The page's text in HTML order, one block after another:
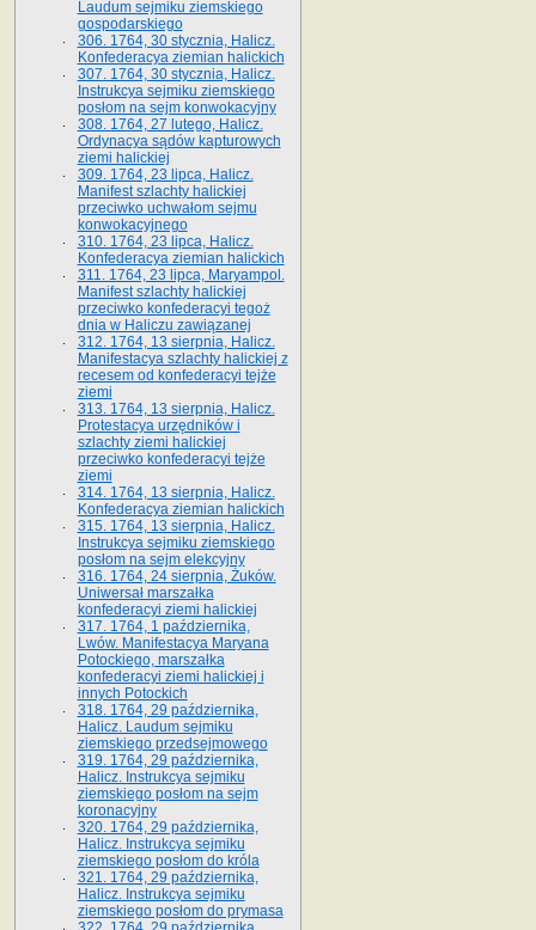
Laudum sejmiku ziemskiego
gospodarskiego
306. 1764, 30 stycznia, Halicz.
Konfederacya ziemian halickich
307. 1764, 30 stycznia, Halicz.
Instrukcya sejmiku ziemskiego
posłom na sejm konwokacyjny
308. 1764, 27 lutego, Halicz.
Ordynacya sądów kapturowych
ziemi halickiej
309. 1764, 23 lipca, Halicz.
Manifest szlachty halickiej
przeciwko uchwałom sejmu
konwokacyjnego
310. 1764, 23 lipca, Halicz.
Konfederacya ziemian halickich
311. 1764, 23 lipca, Maryampol.
Manifest szlachty halickiej
przeciwko konfederacyi tegoż
dnia w Haliczu zawiązanej
312. 1764, 13 sierpnia, Halicz.
Manifestacya szlachty halickiej z
recesem od konfederacyi tejże
ziemi
313. 1764, 13 sierpnia, Halicz.
Protestacya urzędników i
szlachty ziemi halickiej
przeciwko konfederacyi tejże
ziemi
314. 1764, 13 sierpnia, Halicz.
Konfederacya ziemian halickich
315. 1764, 13 sierpnia, Halicz.
Instrukcya sejmiku ziemskiego
posłom na sejm elekcyjny
316. 1764, 24 sierpnia, Żuków.
Uniwersał marszałka
konfederacyi ziemi halickiej
317. 1764, 1 października,
Lwów. Manifestacya Maryana
Potockiego, marszałka
konfederacyi ziemi halickiej i
innych Potockich
318. 1764, 29 października,
Halicz. Laudum sejmiku
ziemskiego przedsejmowego
319. 1764, 29 października,
Halicz. Instrukcya sejmiku
ziemskiego posłom na sejm
koronacyjny
320. 1764, 29 października,
Halicz. Instrukcya sejmiku
ziemskiego posłom do króla
321. 1764, 29 października,
Halicz. Instrukcya sejmiku
ziemskiego posłom do prymasa